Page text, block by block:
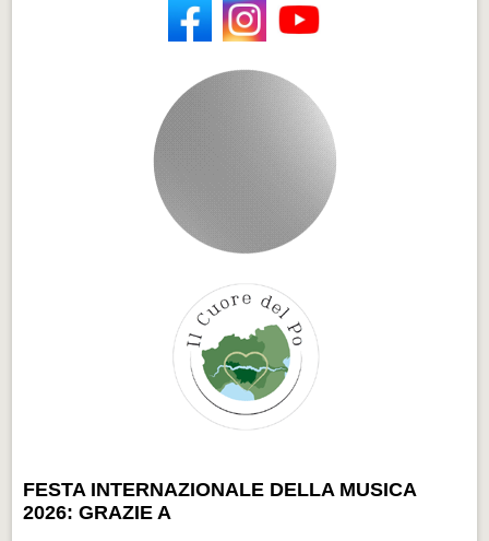
FESTA INTERNAZIONALE DELLA MUSICA
2026: GRAZIE A